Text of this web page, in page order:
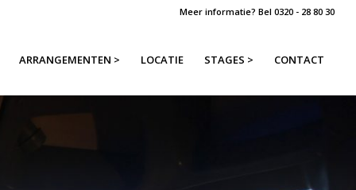
Meer informatie? Bel0320 - 28 80 30
ARRANGEMENTEN > LOCATIE STAGES > CONTACT